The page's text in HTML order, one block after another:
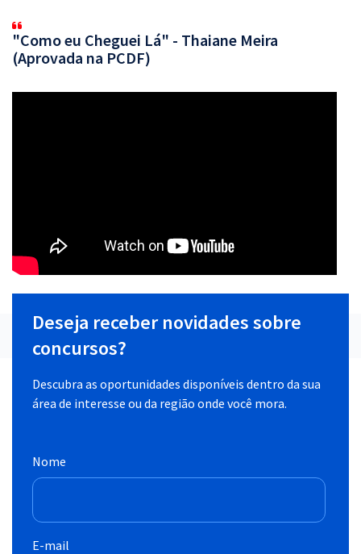
"Como eu Cheguei Lá" - Thaiane Meira
(Aprovada na PCDF)
Deseja receber novidades sobre
concursos?
Descubra as oportunidades disponíveis dentro da sua
área de interesse ou da região onde você mora.
Nome
E-mail